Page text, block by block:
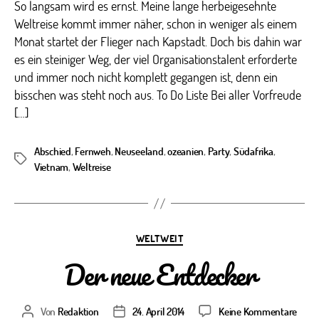
So langsam wird es ernst. Meine lange herbeigesehnte
Weltreise kommt immer näher, schon in weniger als einem
Monat startet der Flieger nach Kapstadt. Doch bis dahin war
es ein steiniger Weg, der viel Organisationstalent erforderte
und immer noch nicht komplett gegangen ist, denn ein
bisschen was steht noch aus. To Do Liste Bei aller Vorfreude
[…]
Schlagwörter
Abschied, Fernweh, Neuseeland,ozeanien, Party, Südafrika,
Vietnam, Weltreise
Kategorien
WELTWEIT
Der neue Entdecker
Beitragsautor
Von Redaktion Veröffentlichungsdatum
24. April 2014 Keine Kommentarezu